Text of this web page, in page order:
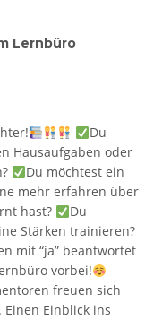
Lernbüro
Du
Hausaufgaben oder
Du möchtest ein
mehr erfahren über
hast?
Du
Stärken trainieren?
mit “ja” beantwortet
vorbei!
freuen sich
Einblick ins